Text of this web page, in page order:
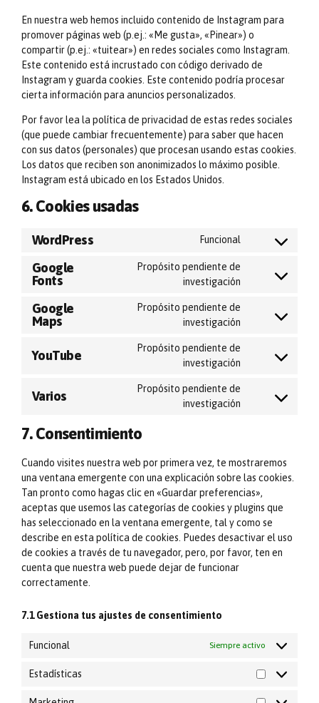
En nuestra web hemos incluido contenido de Instagram para
promover páginas web (p.ej.: «Me gusta», «Pinear») o
compartir (p.ej.: «tuitear») en redes sociales como Instagram.
Este contenido está incrustado con código derivado de
Instagram y guarda cookies. Este contenido podría procesar
cierta información para anuncios personalizados.
Por favor lea la política de privacidad de estas redes sociales
(que puede cambiar frecuentemente) para saber que hacen
con sus datos (personales) que procesan usando estas cookies.
Los datos que reciben son anonimizados lo máximo posible.
Instagram está ubicado en los Estados Unidos.
6. Cookies usadas
WordPress Funcional Consent
wordpress
Google
Fonts
Propósito pendiente de
investigación
Consent
Google
Maps
Propósito pendiente de
investigación
Consent
YouTube
Propósito pendiente de
investigación
Consent
youtube
Varios
Propósito pendiente de
investigación
Consent
7. Consentimiento
Cuando visites nuestra web por primera vez, te mostraremos
una ventana emergente con una explicación sobre las cookies.
Tan pronto como hagas clic en «Guardar preferencias»,
aceptas que usemos las categorías de cookies y plugins que
has seleccionado en la ventana emergente, tal y como se
describe en esta política de cookies. Puedes desactivar el uso
de cookies a través de tu navegador, pero, por favor, ten en
cuenta que nuestra web puede dejar de funcionar
correctamente.
7.1 Gestiona tus ajustes de consentimiento
Funcional Siempre activo
Estadísticas
Estadísticas